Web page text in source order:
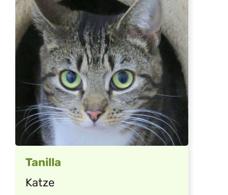
Tanilla
Katze